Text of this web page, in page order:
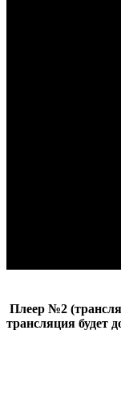
Плеер №2
трансляция будет